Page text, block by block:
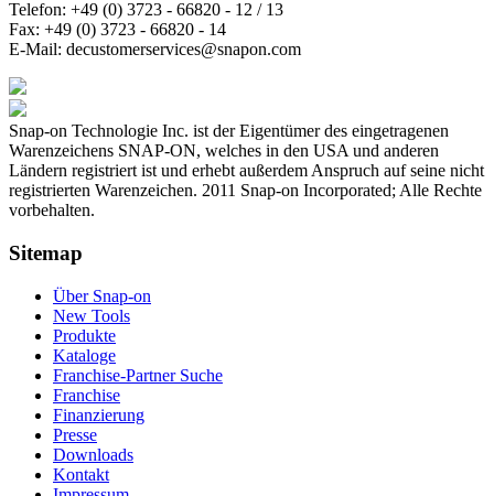
Telefon: +49 (0) 3723 - 66820 - 12 / 13
Fax: +49 (0) 3723 - 66820 - 14
E-Mail: decustomerservices@snapon.com
Snap-on Technologie Inc. ist der Eigentümer des eingetragenen
Warenzeichens SNAP-ON, welches in den USA und anderen
Ländern registriert ist und erhebt außerdem Anspruch auf seine nicht
registrierten Warenzeichen. 2011 Snap-on Incorporated; Alle Rechte
vorbehalten.
Sitemap
Über Snap-on
New Tools
Produkte
Kataloge
Franchise-Partner Suche
Franchise
Finanzierung
Presse
Downloads
Kontakt